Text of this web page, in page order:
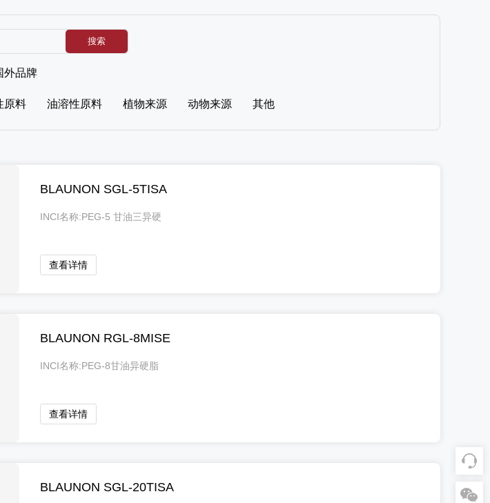
外品牌
原料 油溶性原料 植物来源 动物来源 其他
BLAUNON SGL-5TISA
INCI名称:PEG-5 甘油三异硬
查看详情
BLAUNON RGL-8MISE
INCI名称:PEG-8甘油异硬脂
查看详情
BLAUNON SGL-20TISA